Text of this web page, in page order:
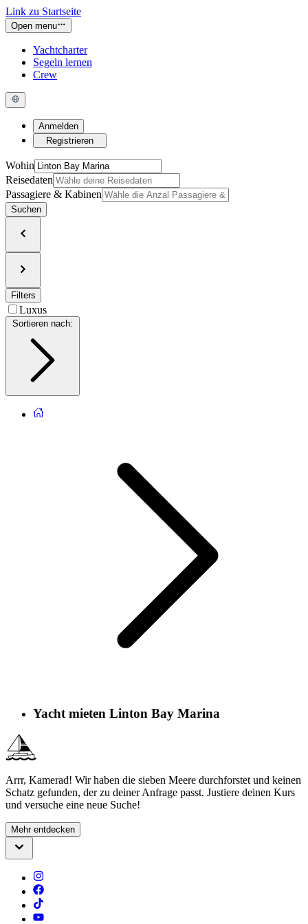
Link zu Startseite
Open menu
Yachtcharter
Segeln lernen
Crew
Anmelden
Registrieren
Wohin
Reisedaten
Passagiere & Kabinen
Suchen
Filters
Luxus
Sortieren nach
Yacht mieten Linton Bay Marina
Arrr, Kamerad! Wir haben die sieben Meere durchforstet und keinen
Schatz gefunden, der zu deiner Anfrage passt. Justiere deinen Kurs
und versuche eine neue Suche!
Mehr entdecken